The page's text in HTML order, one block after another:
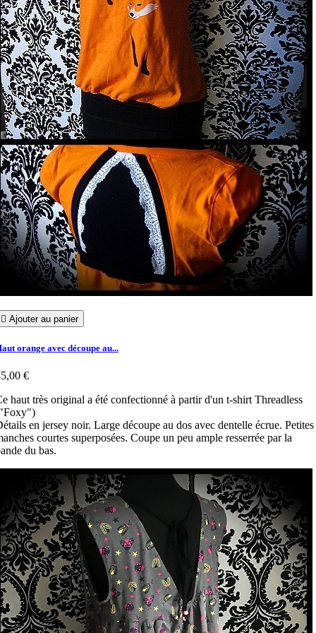
 Ajouter au panier
orange avec découpe au...
€
haut très original a été confectionné à partir d'un t-shirt Threadless
en jersey noir. Large découpe au dos avec dentelle écrue. Petites
courtes superposées. Coupe un peu ample resserrée par la
du bas.